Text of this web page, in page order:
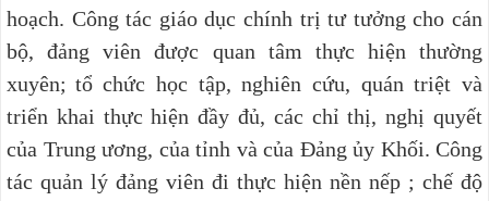
hoạch. Công tác giáo dục chính trị tư tưởng cho cán
bộ, đảng viên được quan tâm thực hiện thường
xuyên; tổ chức học tập, nghiên cứu, quán triệt và
triển khai thực hiện đầy đủ, các chỉ thị, nghị quyết
của Trung ương, của tỉnh và của Đảng ủy Khối. Công
tác quản lý đảng viên đi thực hiện nền nếp ; chế độ